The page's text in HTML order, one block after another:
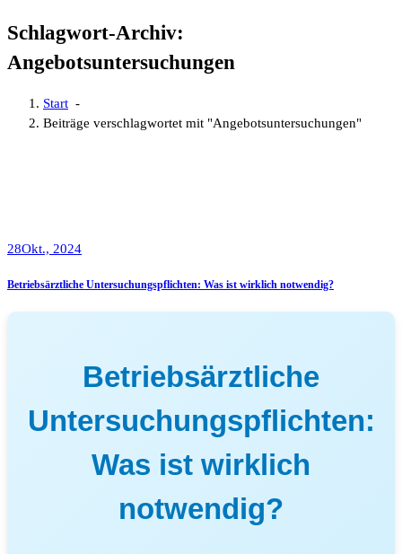
Schlagwort-Archiv:
Angebotsuntersuchungen
Start -
Beiträge verschlagwortet mit "Angebotsuntersuchungen"
28Okt., 2024
Betriebsärztliche Untersuchungspflichten: Was ist wirklich notwendig?
Betriebsärztliche
Untersuchungspflichten:
Was ist wirklich
notwendig?